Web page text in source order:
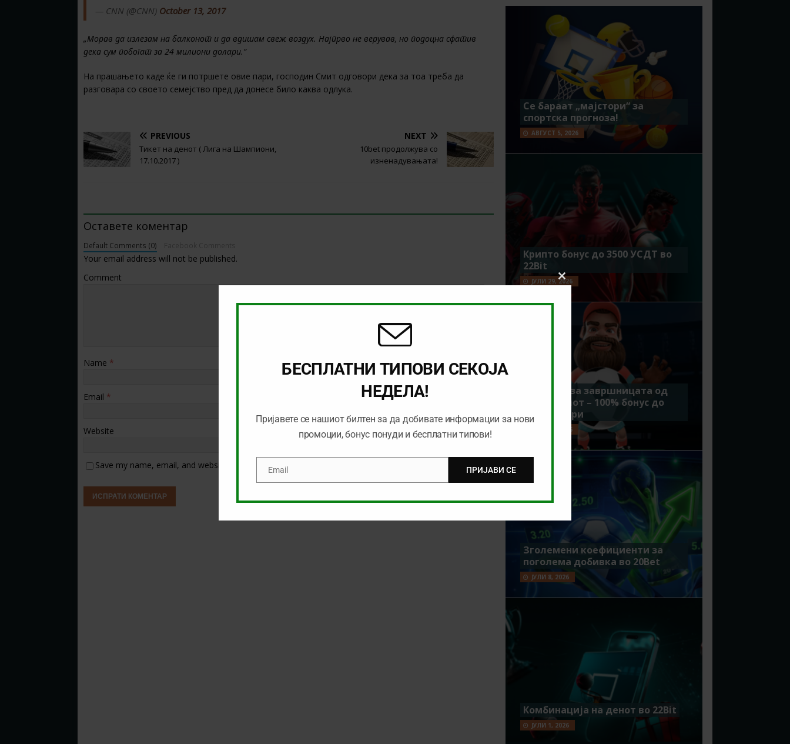
— CNN (@CNN) October 13, 2017
„Морав да излезам на балконот и да вдишам свеж воздух. Најпрво не верував, но подоцна сфатив
дека сум побогат за 24 милиони долари.“
На прашањето каде ќе ги потршете овие пари, господин Смит одговори дека за тоа треба да
разговара со своето семејство пред да донесе било каква одлука.
PREVIOUS
Тикет на денот ( Лига на Шампиони,
17.10.2017 )
NEXT
10bet продолжува со
изненадувањата!
Оставете коментар
Default Comments (0)
Your email address will not be published.
Comment
Name *
Email *
Website
Save my name, email, and website in this browser for the next time I comment.
Се бараат „мајстори“ за
спортска прогноза!
АВГУСТ 5, 2026
Крипто бонус до 3500 УСДТ во
22Bit
ЈУЛИ 29, 2026
Идеално за завршницата од
Мундијалот – 100% бонус до
7500 денари
ЈУЛИ 15, 2026
Зголемени коефициенти за
поголема добивка во 20Bet
ЈУЛИ 8, 2026
Комбинација на денот во 22Bit
ЈУЛИ 1, 2026
Close
module
БЕСПЛАТНИ ТИПОВИ СЕКОЈА
НЕДЕЛА!
Пријавете се нашиот билтен за да добивате информации за нови
промоции, бонус понуди и бесплатни типови!
EmailEmail ПРИЈАВИ СЕ